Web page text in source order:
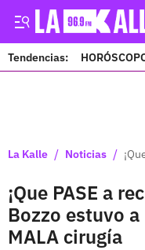
Tendencias:
La Kalle / Noticias /
¡Que PASE a
Bozzo estuvo
MALA cirugía